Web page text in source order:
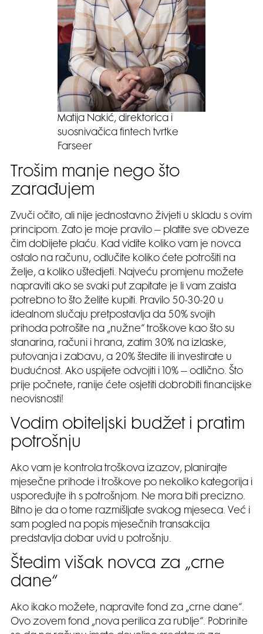
Matija Nakić, direktorica i
suosnivačica fintech tvrtke
Farseer
Trošim manje nego što
zarađujem
Zvuči očito, ali nije jednostavno živjeti u skladu s ovim
principom. Zato je moje pravilo – platite sve obveze
čim dobijete plaću. Kad vidite koliko vam je novca
ostalo na računu, odlučite koliko ćete potrošiti na
želje, a koliko uštedjeti. Najveću promjenu možete
napraviti ako se svaki put zapitate je li vam zaista
potrebno to što želite kupiti. Pravilo 50-30-20 u
idealnom slučaju pretpostavlja da 50% svojih
prihoda potrošite na „nužne“ troškove kao što su
stanarina, računi i hrana, zatim 30% na izlaske,
putovanja i zabavu, a 20% štedite ili investirate u
budućnost. Ako uspijete odvojiti i 10% – odlično. Što
prije počnete, ranije ćete osjetiti dobrobiti financijske
neovisnosti!
Vodim obiteljski budžet i pratim
potrošnju
Ako vam je kontrola troškova izazov, planirajte
mjesečne prihode i troškove po nekoliko kategorija i
uspoređujte ih s potrošnjom. Ne mora biti precizno.
Bitno je da o tome razmišljate svakog mjeseca. Već i
sam pogled na popis mjesečnih transakcija
predstavlja dobar uvid u potrošnju.
Štedim višak novca za „crne
dane“
Ako ikako možete, napravite fond za „crne dane“.
Ovo zovem fond „nova perilica za rublje“. Pobrinite